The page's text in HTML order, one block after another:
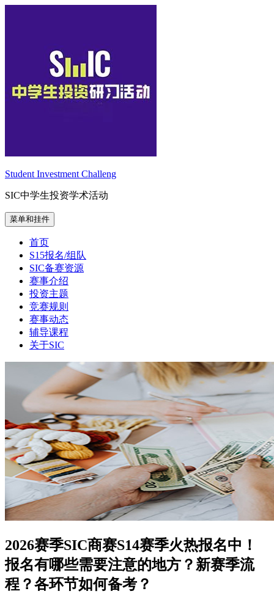
Student Investment Challeng
SIC中学生投资学术活动
菜单和挂件
首页
S15报名/组队
SIC备赛资源
赛事介绍
投资主题
竞赛规则
赛事动态
辅导课程
关于SIC
2026赛季SIC商赛S14赛季火热报名中！
报名有哪些需要注意的地方？新赛季流
程？各环节如何备考？